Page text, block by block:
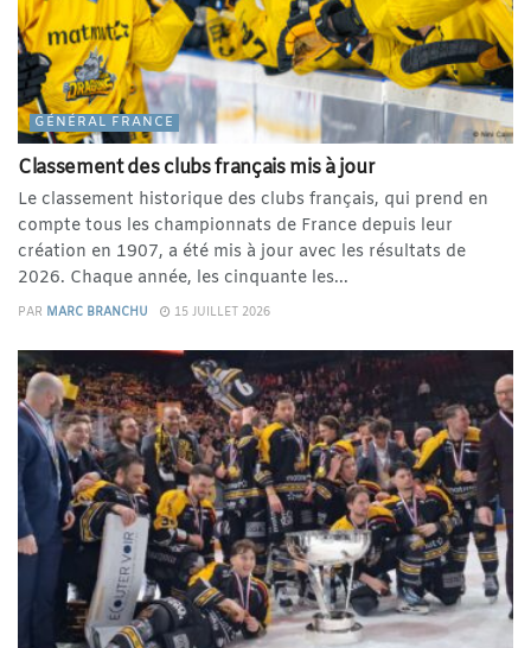
GÉNÉRAL FRANCE
Classement des clubs français mis à jour
Le classement historique des clubs français, qui prend en
compte tous les championnats de France depuis leur
création en 1907, a été mis à jour avec les résultats de
2026. Chaque année, les cinquante les...
PAR MARC BRANCHU 15 JUILLET 2026